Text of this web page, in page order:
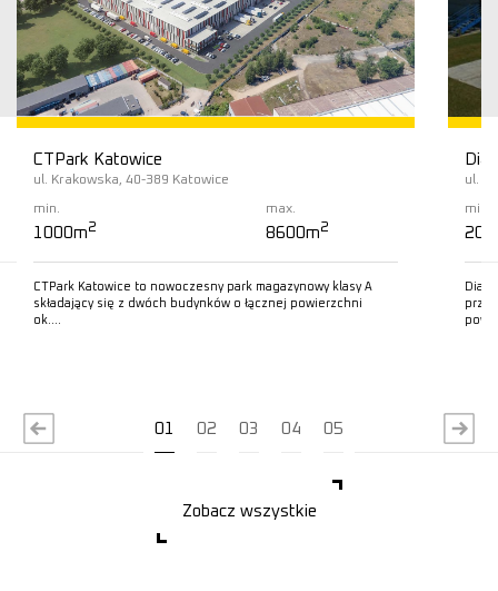
CTPark Katowice
ul. Krakowska, 40-389 Katowice
min.
1000m2
max.
8600m2
CTPark Katowice to nowoczesny park magazynowy klasy A
składający się z dwóch budynków o łącznej powierzchni
ok….
ul.
min.
01 02 03 04 05
Zobacz wszystkie